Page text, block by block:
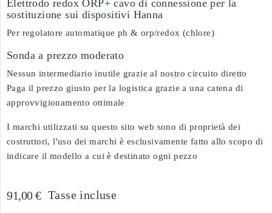
Elettrodo redox ORP+ cavo di connessione per la
sostituzione sui dispositivi Hanna
Per regolatore automatique ph & orp/redox (chlore)
Sonda a prezzo moderato
Nessun intermediario inutile grazie al nostro circuito diretto
Paga il prezzo giusto per la logistica grazie a una catena di
approvvigionamento ottimale
I marchi utilizzati su questo sito web sono di proprietà dei
costruttori, l'uso dei marchi è esclusivamente fatto allo scopo di
indicare il modello a cui è destinato ogni pezzo
91,00 € Tasse incluse